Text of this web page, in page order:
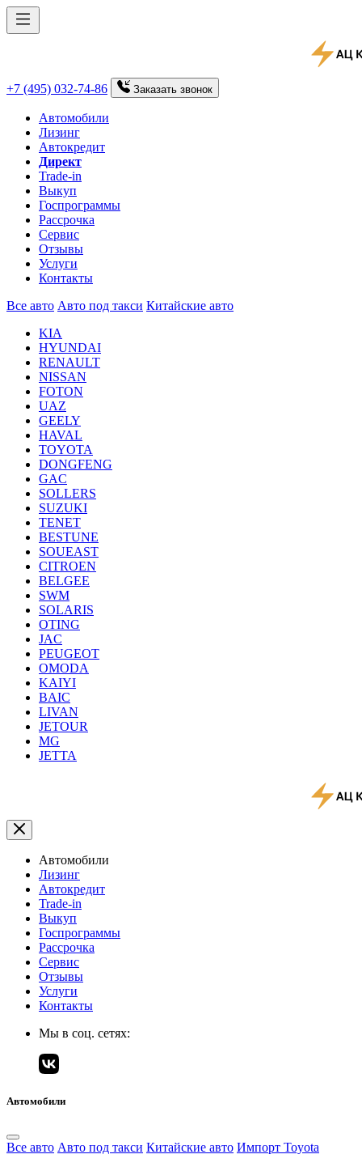
+7 (495) 032-74-86 Заказать звонок
Автомобили
Лизинг
Автокредит
Директ
Trade-in
Выкуп
Госпрограммы
Рассрочка
Сервис
Отзывы
Услуги
Контакты
Все авто Авто под такси Китайские авто
KIA
HYUNDAI
RENAULT
NISSAN
FOTON
UAZ
GEELY
HAVAL
TOYOTA
DONGFENG
GAC
SOLLERS
SUZUKI
TENET
BESTUNE
SOUEAST
CITROEN
BELGEE
SWM
SOLARIS
OTING
JAC
PEUGEOT
OMODA
KAIYI
BAIC
LIVAN
JETOUR
MG
JETTA
Автомобили
Лизинг
Автокредит
Trade-in
Выкуп
Госпрограммы
Рассрочка
Сервис
Отзывы
Услуги
Контакты
Мы в соц. сетях:
Автомобили
Все авто Авто под такси Китайские авто Импорт Toyota